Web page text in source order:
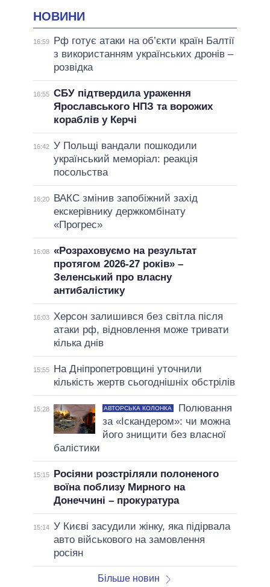
НОВИНИ
16:59
Рф готує атаки на об’єкти країн Балтії
з використанням українських дронів –
розвідка
16:55 СБУ підтвердила ураження
Ярославського НПЗ та ворожих
кораблів у Керчі
16:42 У Польщі вандали пошкодили
український меморіал: реакція
посольства
16:20
ВАКС змінив запобіжний захід
екскерівнику держкомбінату
«Прогрес»
16:08 «Розраховуємо на результат
протягом 2026-27 років» –
Зеленський про власну
антибалістику
16:03 Херсон залишився без світла після
атаки рф, відновлення може тривати
кілька днів
15:55
На Дніпропетровщині уточнили
кількість жертв сьогоднішніх обстрілів
15:28 АВТОРСЬКА КОЛОНКА
Полювання
за «Іскандером»: чи можна
його знищити без власної
балістики
15:15
Росіяни розстріляли полоненого
воїна поблизу Мирного на
Донеччині – прокуратура
15:14 У Києві засудили жінку, яка підірвала
авто військового на замовлення
росіян
Більше новин